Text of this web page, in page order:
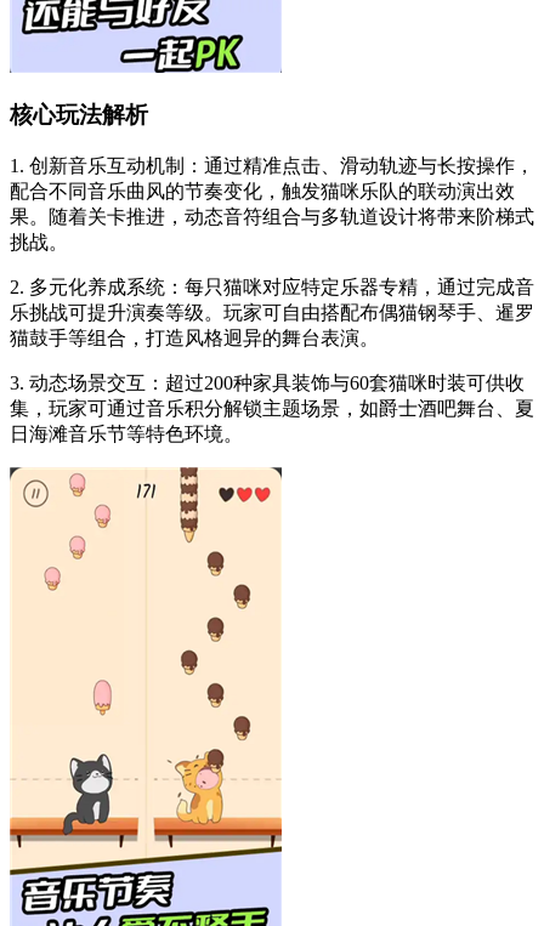
核心玩法解析
1. 创新音乐互动机制：通过精准点击、滑动轨迹与长按操作，
配合不同音乐曲风的节奏变化，触发猫咪乐队的联动演出效
果。随着关卡推进，动态音符组合与多轨道设计将带来阶梯式
挑战。
2. 多元化养成系统：每只猫咪对应特定乐器专精，通过完成音
乐挑战可提升演奏等级。玩家可自由搭配布偶猫钢琴手、暹罗
猫鼓手等组合，打造风格迥异的舞台表演。
3. 动态场景交互：超过200种家具装饰与60套猫咪时装可供收
集，玩家可通过音乐积分解锁主题场景，如爵士酒吧舞台、夏
日海滩音乐节等特色环境。